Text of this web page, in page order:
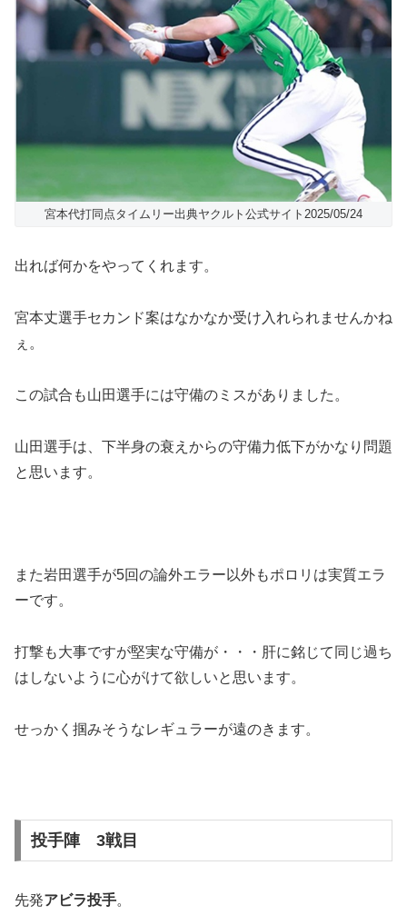
宮本代打同点タイムリー出典ヤクルト公式サイト2025/05/24
出れば何かをやってくれます。
宮本丈選手セカンド案はなかなか受け入れられませんかね
ぇ。
この試合も山田選手には守備のミスがありました。
山田選手は、下半身の衰えからの守備力低下がかなり問題
と思います。
また岩田選手が5回の論外エラー以外もポロリは実質エラ
ーです。
打撃も大事ですが堅実な守備が・・・肝に銘じて同じ過ち
はしないように心がけて欲しいと思います。
せっかく掴みそうなレギュラーが遠のきます。
投手陣 3戦目
先発アビラ投手。